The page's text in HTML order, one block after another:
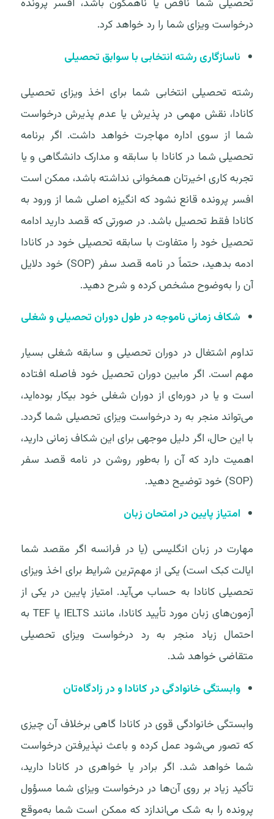
تحصیلی شما ناقص یا ناهمگون باشد، افسر پرونده
درخواست ویزای شما را رد خواهد کرد.
ناسازگاری رشته انتخابی با سوابق تحصیلی
رشته تحصیلی انتخابی شما برای اخذ ویزای تحصیلی
کانادا، نقش مهمی در پذیرش یا عدم پذیرش درخواست
شما از سوی اداره مهاجرت خواهد داشت. اگر برنامه
تحصیلی شما در کانادا با سابقه و مدارک دانشگاهی و یا
تجربه کاری اخیرتان همخوانی نداشته باشد، ممکن است
افسر پرونده قانع نشود که انگیزه اصلی شما از ورود به
کانادا فقط تحصیل باشد. در صورتی که قصد دارید ادامه
تحصیل خود را متفاوت با سابقه تحصیلی خود در کانادا
ادمه بدهید، حتماً در نامه قصد سفر (SOP) خود دلایل
آن را به‌وضوح مشخص کرده و شرح دهید.
شکاف زمانی ناموجه در طول دوران تحصیلی و شغلی
تداوم اشتغال در دوران تحصیلی و سابقه شغلی بسیار
مهم است. اگر مابین دوران تحصیل خود فاصله افتاده
است و یا در دوره‌ای از دوران شغلی خود بیکار بوده‌اید،
می‌تواند منجر به رد درخواست ویزای تحصیلی شما گردد.
با این حال، اگر دلیل موجهی برای این شکاف زمانی دارید،
اهمیت دارد که آن را به‌طور روشن در نامه قصد سفر
(SOP) خود توضیح دهید.
امتیاز پایین در امتحان زبان
مهارت در زبان انگلیسی (یا در فرانسه اگر مقصد شما
ایالت کبک است) یکی از مهم‌ترین شرایط برای اخذ ویزای
تحصیلی کانادا به حساب می‌آید. امتیاز پایین در یکی از
آزمون‌های زبان مورد تأیید کانادا، مانند IELTS یا TEF به
احتمال زیاد منجر به رد درخواست ویزای تحصیلی
متقاضی خواهد شد.
وابستگی خانوادگی در کانادا و در زادگاه‌تان
وابستگی خانوادگی قوی در کانادا گاهی برخلاف آن چیزی
که تصور می‌شود عمل کرده و باعث نپذیرفتن درخواست
شما خواهد شد. اگر برادر یا خواهری در کانادا دارید،
تأکید زیاد بر روی آن‌ها در درخواست ویزای شما مسؤول
پرونده را به شک می‌اندازد که ممکن است شما به‌موقع